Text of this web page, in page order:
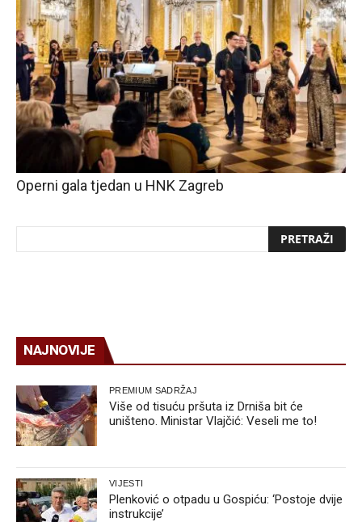
Operni gala tjedan u HNK Zagreb
NAJNOVIJE
PREMIUM SADRŽAJ
Više od tisuću pršuta iz Drniša bit će
uništeno. Ministar Vlajčić: Veseli me to!
VIJESTI
Plenković o otpadu u Gospiću: ‘Postoje dvije
instrukcije’